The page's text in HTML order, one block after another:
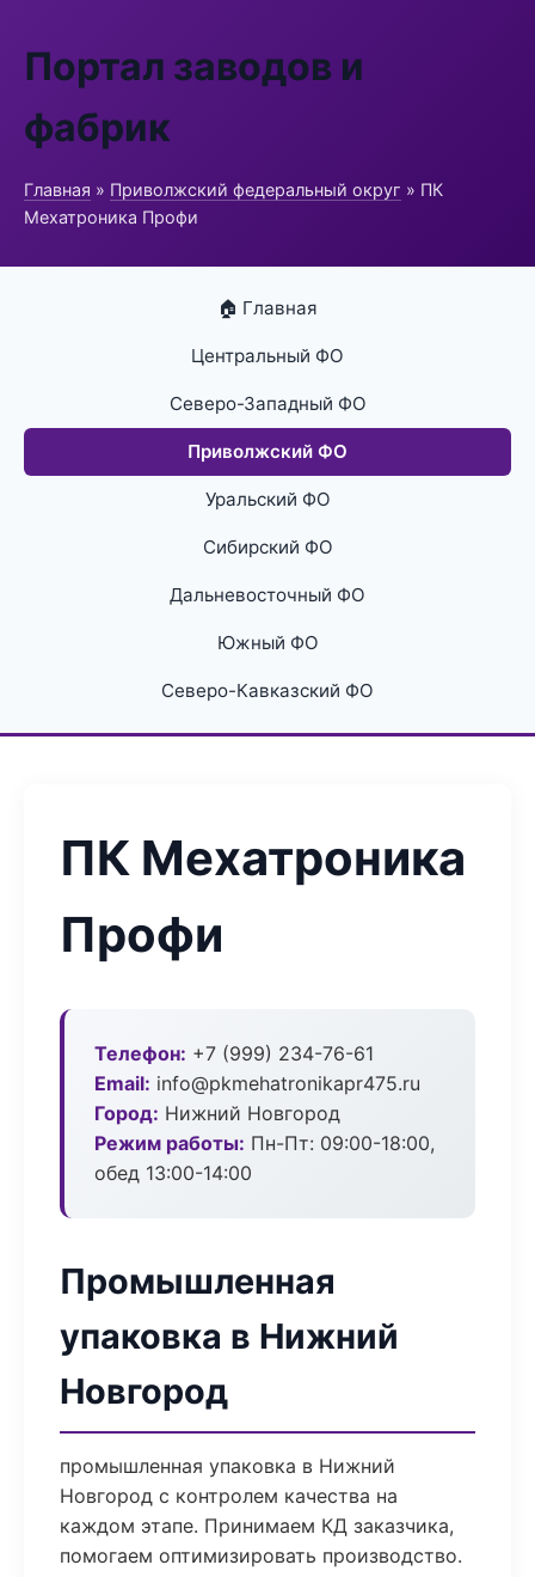
Портал заводов и
фабрик
Главная » Приволжский федеральный округ » ПК
Мехатроника Профи
🏠 Главная
Центральный ФО
Северо-Западный ФО
Приволжский ФО
Уральский ФО
Сибирский ФО
Дальневосточный ФО
Южный ФО
Северо-Кавказский ФО
ПК Мехатроника
Профи
Телефон: +7 (999) 234-76-61
Email: info@pkmehatronikapr475.ru
Город: Нижний Новгород
Режим работы: Пн-Пт: 09:00-18:00,
обед 13:00-14:00
Промышленная
упаковка в Нижний
Новгород
промышленная упаковка в Нижний
Новгород с контролем качества на
каждом этапе. Принимаем КД заказчика,
помогаем оптимизировать производство.